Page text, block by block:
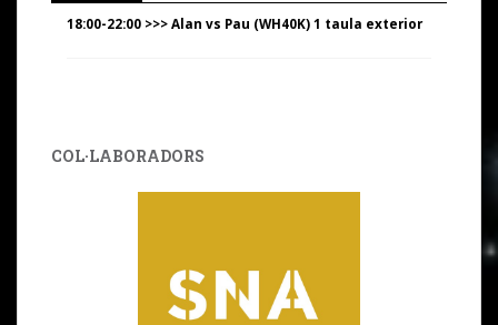
18:00-22:00 >>>Alan vs Pau (WH40K) 1 taula exterior
COL·LABORADORS